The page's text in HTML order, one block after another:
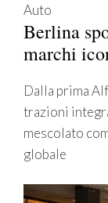
Auto
Berlina
marchi
Dalla prima
trazioni
mescolato
globale